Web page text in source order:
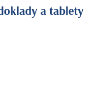
a tablety